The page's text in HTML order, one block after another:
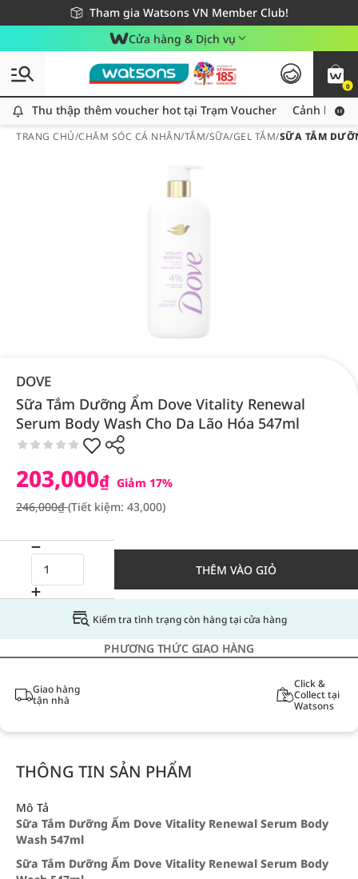
Tham gia Watsons VN Member Club!
Miễn phí giao hàng cho đơn hàng từ 249,000Đ
Giao hàng nhanh 24h - Áp dụng khu vực TP. Hồ Chí Minh
Cửa hàng & Dịch vụ
0
Thu thập thêm voucher hot tại Trạm Voucher
Thu thập thêm voucher hot tại Trạm Voucher Cảnh báo
TRANG CHỦ/CHĂM SÓC CÁ NHÂN/TẮM/SỮA/GEL TẮM/SỮA TẮM
DOVE
Sữa Tắm Dưỡng Ẩm Dove Vitality Renewal
Serum Body Wash Cho Da Lão Hóa 547ml
203,000₫ Giảm 17%
246,000₫(Tiết kiệm: 43,000)
THÊM VÀO GIỎ
Kiểm tra tình trạng còn hàng tại cửa hàng
PHƯƠNG THỨC GIAO HÀNG
Giao hàng
tận nhà
Click &
Collect tại
Watsons
THÔNG TIN SẢN PHẨM
Mô Tả
Sữa Tắm Dưỡng Ẩm Dove Vitality Renewal Serum Body
Wash 547ml
Sữa Tắm Dưỡng Ẩm Dove Vitality Renewal Serum Body